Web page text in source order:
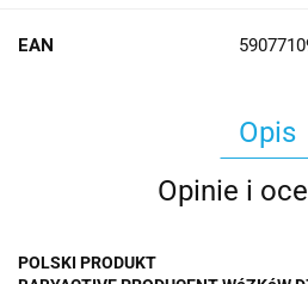
EAN
Opis
Opinie i
POLSKI PRODUKT